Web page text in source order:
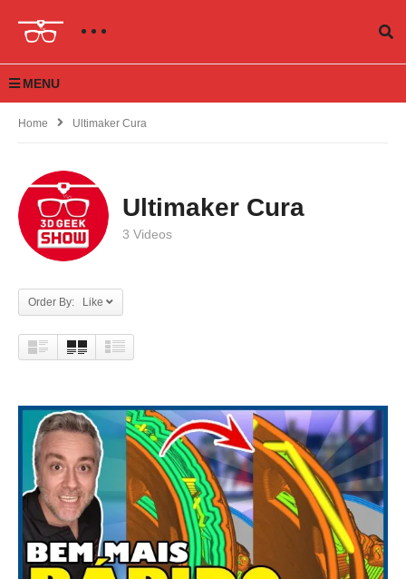
MENU
Home Ultimaker Cura
Ultimaker Cura
3 Videos
Order By: Like